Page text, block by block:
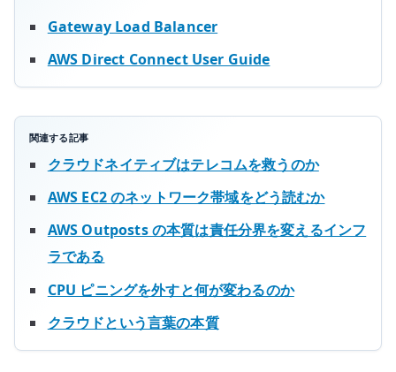
Gateway Load Balancer
AWS Direct Connect User Guide
関連する記事
クラウドネイティブはテレコムを救うのか
AWS EC2 のネットワーク帯域をどう読むか
AWS Outposts の本質は責任分界を変えるインフ
ラである
CPU ピニングを外すと何が変わるのか
クラウドという言葉の本質